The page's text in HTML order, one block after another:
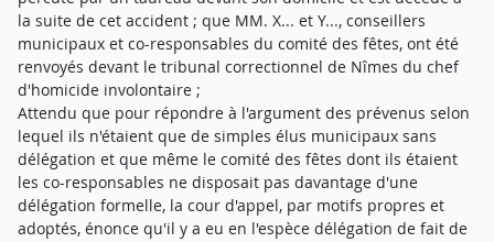
la suite de cet accident ; que MM. X... et Y..., conseillers
municipaux et co-responsables du comité des fêtes, ont été
renvoyés devant le tribunal correctionnel de Nîmes du chef
d'homicide involontaire ;
Attendu que pour répondre à l'argument des prévenus selon
lequel ils n'étaient que de simples élus municipaux sans
délégation et que même le comité des fêtes dont ils étaient
les co-responsables ne disposait pas davantage d'une
délégation formelle, la cour d'appel, par motifs propres et
adoptés, énonce qu'il y a eu en l'espèce délégation de fait de